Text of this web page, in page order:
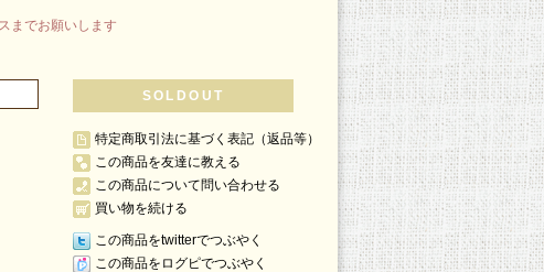
までお願いします
SOLDOUT
特定商取引法に基づく表記（返品等）
この商品を友達に教える
この商品について問い合わせる
買い物を続ける
この商品をtwitterでつぶやく
この商品をログピでつぶやく